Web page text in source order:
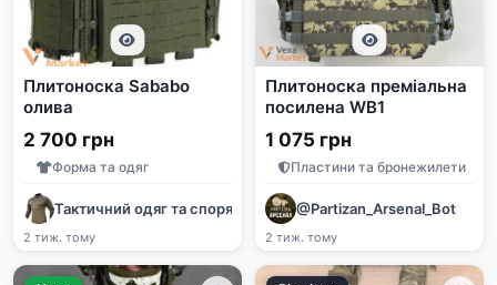
Плитоноска Sababo
олива
2 700 грн
Форма та одяг
Тактичний одяг та спорядження
2 тиж. тому
Плитоноска преміальна
посилена WB1
1 075 грн
Пластини та бронежилети
@Partizan_Arsenal_Bot
2 тиж. тому